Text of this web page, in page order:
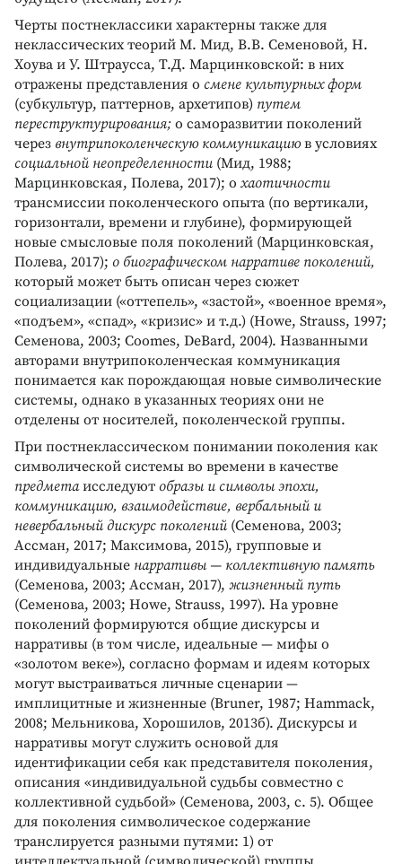
Черты постнеклассики характерны также для
неклассических теорий М. Мид, В.В. Семеновой, Н.
Хоува и У. Штраусса, Т.Д. Марцинковской: в них
отражены представления о смене культурных форм
(субкультур, паттернов, архетипов) путем
переструктурирования; о саморазвитии поколений
через внутрипоколенческую коммуникациюв условиях
социальной неопределенности (Мид, 1988;
Марцинковская, Полева, 2017); о хаотичности
трансмиссии поколенческого опыта (по вертикали,
горизонтали, времени и глубине), формирующей
новые смысловые поля поколений (Марцинковская,
Полева, 2017); о биографическом нарративе поколений,
который может быть описан через сюжет
социализации («оттепель», «застой», «военное время»,
«подъем», «спад», «кризис» и т.д.) (Howe, Strauss, 1997;
Семенова, 2003; Coomes, DeBard, 2004). Названными
авторами внутрипоколенческая коммуникация
понимается как порождающая новые символические
системы, однако в указанных теориях они не
отделены от носителей, поколенческой группы.
При постнеклассическом понимании поколения как
символической системы во времени в качестве
предметаисследуют образы и символы эпохи,
коммуникацию, взаимодействие, вербальный и
невербальный дискурс поколений (Семенова, 2003;
Ассман, 2017; Максимова, 2015), групповые и
индивидуальные нарративы — коллективную память
(Семенова, 2003; Ассман, 2017), жизненный путь
(Семенова, 2003; Howe, Strauss, 1997). На уровне
поколений формируются общие дискурсы и
нарративы (в том числе, идеальные — мифы о
«золотом веке»), согласно формам и идеям которых
могут выстраиваться личные сценарии —
имплицитные и жизненные (Bruner, 1987; Hammack,
2008; Мельникова, Хорошилов, 2013б). Дискурсы и
нарративы могут служить основой для
идентификации себя как представителя поколения,
описания «индивидуальной судьбы совместно с
коллективной судьбой» (Семенова, 2003, с. 5). Общее
для поколения символическое содержание
транслируется разными путями: 1) от